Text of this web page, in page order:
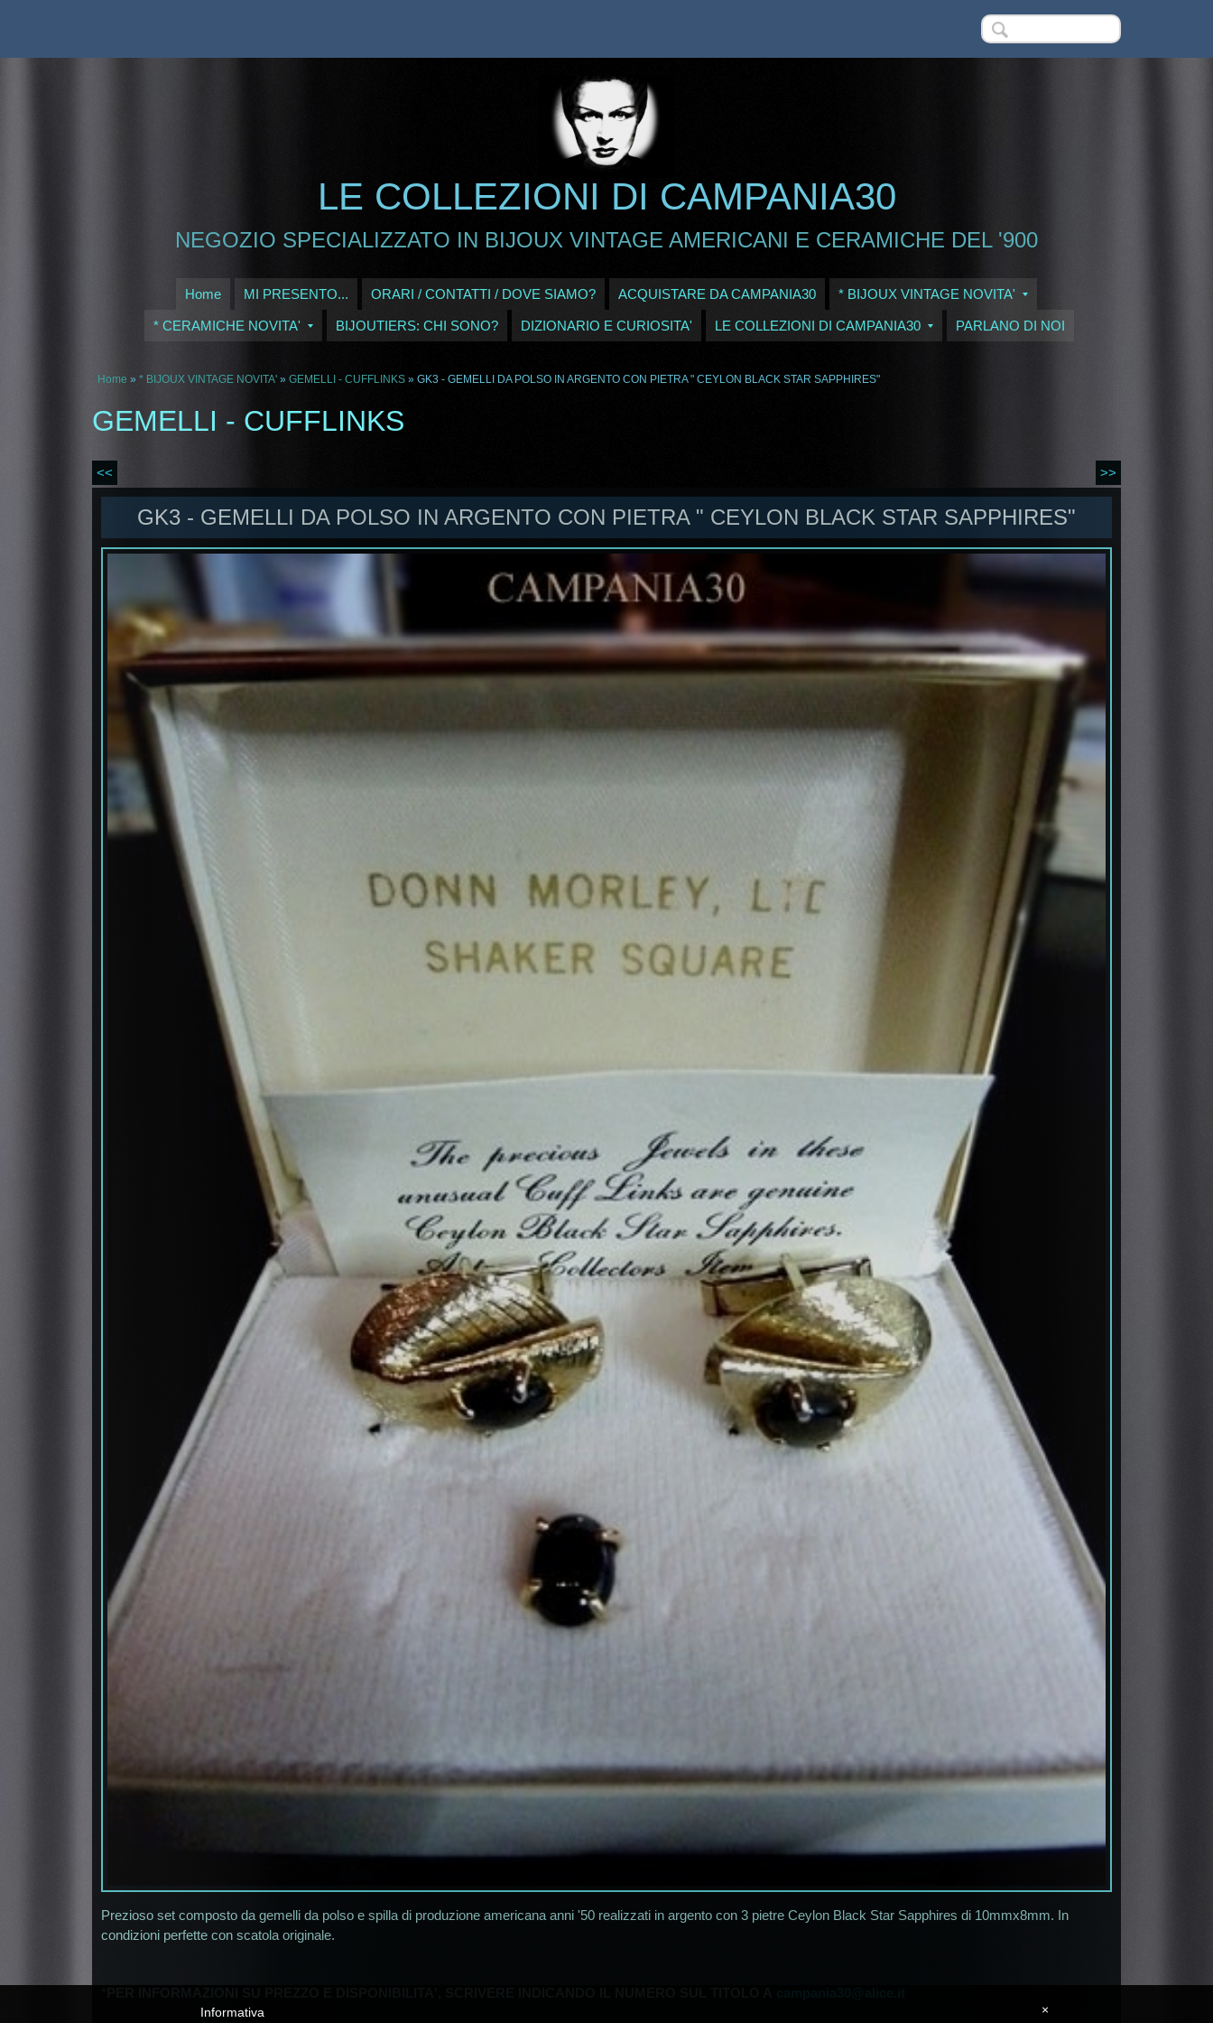
LE COLLEZIONI DI CAMPANIA30
NEGOZIO SPECIALIZZATO IN BIJOUX VINTAGE AMERICANI E CERAMICHE DEL '900
Home MI PRESENTO... ORARI / CONTATTI / DOVE SIAMO? ACQUISTARE DA CAMPANIA30 * BIJOUX VINTAGE NOVITA'
* CERAMICHE NOVITA' BIJOUTIERS: CHI SONO? DIZIONARIO E CURIOSITA' LE COLLEZIONI DI CAMPANIA30 PARLANO DI NOI
Home » * BIJOUX VINTAGE NOVITA' » GEMELLI - CUFFLINKS » GK3 - GEMELLI DA POLSO IN ARGENTO CON PIETRA " CEYLON BLACK STAR SAPPHIRES"
GEMELLI - CUFFLINKS
<< >>
GK3 - GEMELLI DA POLSO IN ARGENTO CON PIETRA " CEYLON BLACK STAR SAPPHIRES"
Prezioso set composto da gemelli da polso e spilla di produzione americana anni '50 realizzati in argento con 3 pietre Ceylon Black Star Sapphires di 10mmx8mm. In
condizioni perfette con scatola originale.
×
Informativa